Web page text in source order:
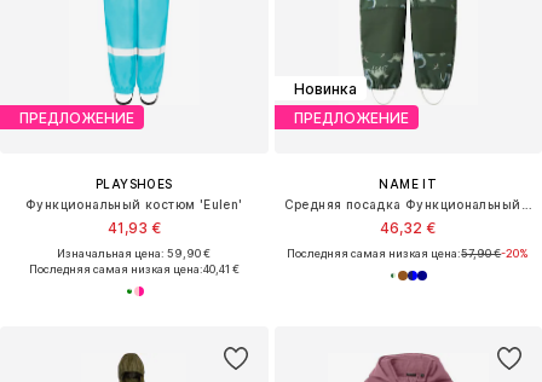
ПРЕДЛОЖЕНИЕ
PLAYSHOES
Функциональный костюм 'Eulen'
41,93 €
Изначальная цена: 59,90 €
Последняя самая низкая цена:40,41 €
Новинка
ПРЕДЛОЖЕНИЕ
NAME IT
46,32 €
Последняя самая низкая цена:57,90 €-20%